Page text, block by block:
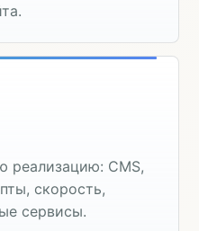
реализацию: CMS,
скорость,
сервисы.